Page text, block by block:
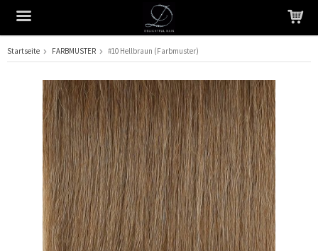
Das Produkt wurde in Ihren Warenkorb gelegt
Startseite FARBMUSTER #10 Hellbraun (Farbmuster)